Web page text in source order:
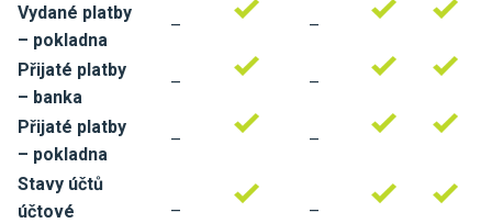
Vydané platby
– pokladna
– –
Přijaté platby
– banka
– –
Přijaté platby
– pokladna
– –
Stavy účtů
účtové
– –